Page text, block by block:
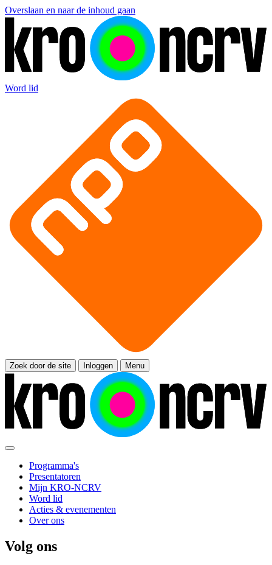
Overslaan en naar de inhoud gaan
Word lid
Zoek door de site Inloggen Menu
Programma's
Presentatoren
Mijn KRO-NCRV
Word lid
Acties & evenementen
Over ons
Volg ons